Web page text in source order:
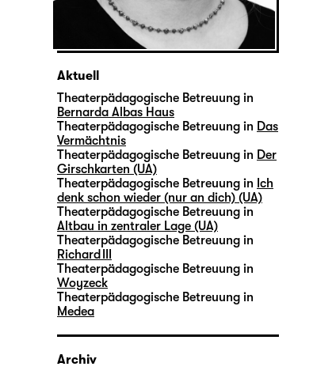
Aktuell
Theaterpädagogische Betreuung in
Bernarda Albas Haus
Theaterpädagogische Betreuung in Das
Vermächtnis
Theaterpädagogische Betreuung in Der
Girschkarten (UA)
Theaterpädagogische Betreuung in Ich
denk schon wieder (nur an dich) (UA)
Theaterpädagogische Betreuung in
Altbau in zentraler Lage (UA)
Theaterpädagogische Betreuung in
Richard III
Theaterpädagogische Betreuung in
Woyzeck
Theaterpädagogische Betreuung in
Medea
Archiv